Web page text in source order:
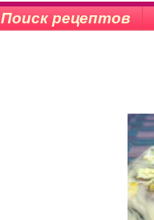
Поиск рецептов